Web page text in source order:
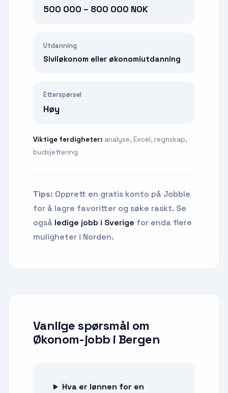
500 000 – 800 000 NOK
Utdanning
Siviløkonom eller økonomiutdanning
Etterspørsel
Høy
Viktige ferdigheter: analyse, Excel, regnskap,
budsjettering
Tips: Opprett en gratis konto på Jobble
for å lagre favoritter og søke raskt. Se
også ledige jobb i Sverige for enda flere
muligheter i Norden.
Vanlige spørsmål om
Økonom-jobb i Bergen
Hva er lønnen for en